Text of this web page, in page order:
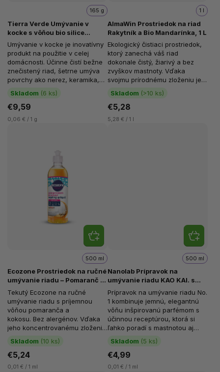
Tierra Verde Umývanie v
kocke s vôňou bio silice
vavrínu kubébového, 165 g
Skladom (6 ks)
165 g
€9,59
0,06 € / 1 g
Umývanie v kocke je inovatívny
produkt na použitie v celej
domácnosti. Účinne čistí bežne
znečistený riad, šetrne umýva
povrchy ako nerez, keramika,
lamino, drevo a...
AlmaWin Prostriedok na riad
Rakytník a Bio Mandarínka, 1 L
Skladom (>10 ks)
1 l
€5,28
5,28 € / 1 l
Ekologický čistiaci prostriedok,
ktorý zanechá váš riad
dokonale čistý, žiarivý a bez
zvyškov mastnoty. Vďaka
svojmu prírodnému zloženiu je
šetrný nielen k vašim rukám, ale
aj k...
Ecozone Prostriedok na ručné
umývanie riadu – Pomaranč a
kokos, 500 ml
Skladom (10 ks)
500 ml
€5,24
0,01 € / 1 ml
Tekutý Ecozone na ručné
umývanie riadu s príjemnou
vôňou pomaranča a
kokosu. Bez alergénov. Vďaka
jeho koncentrovanému zloženiu
vytvorí bohatú penu a rozpustí
mastnotu. Po...
Nanolab Prípravok na
umývanie riadu KAO KAI. s
francúzskou vôňou No.1, 500
ml
Skladom (5 ks)
500 ml
€4,99
0,01 € / 1 ml
Prípravok na umývanie riadu No.
1 kombinuje jemnú, elegantnú
vôňu inšpirovanú parfémom s
účinnou receptúrou, ktorá si
ľahko poradí s mastnotou aj
nečistotami, bez...